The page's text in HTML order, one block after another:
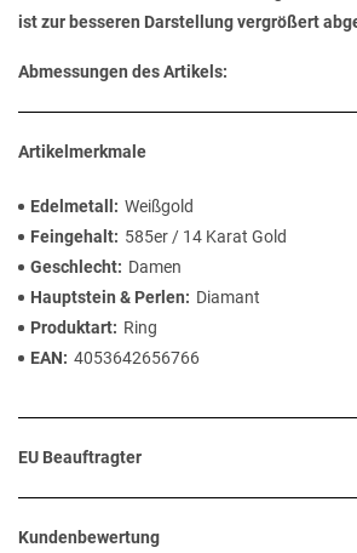
ist zur besseren Darstellung vergrößert
Abmessungen des Artikels:
Artikelmerkmale
Edelmetall
Weißgold
Feingehalt
585er / 14 Karat Gold
Geschlecht
Damen
Hauptstein & Perlen
Diamant
Produktart
Ring
EAN
4053642656766
EU Beauftragter
Kundenbewertung